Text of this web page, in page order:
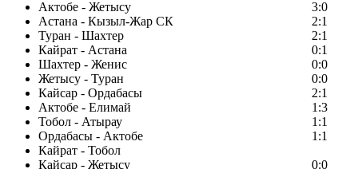
Актобе - Жетысу
3:0
Астана - Кызыл-Жар СК
2:1
Туран - Шахтер
2:1
Кайрат - Астана
0:1
Шахтер - Женис
0:0
Жетысу - Туран
0:0
Кайсар - Ордабасы
2:1
Актобе - Елимай
1:3
Тобол - Атырау
1:1
Ордабасы - Актобе
1:1
Кайрат - Тобол
Кайсар - Жетысу
0:0